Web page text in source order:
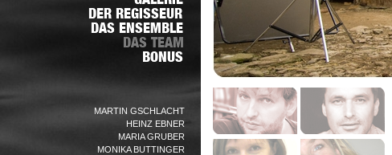
MARTIN GSCHLACHT
HEINZ EBNER
MARIA GRUBER
MONIKA BUTTINGER